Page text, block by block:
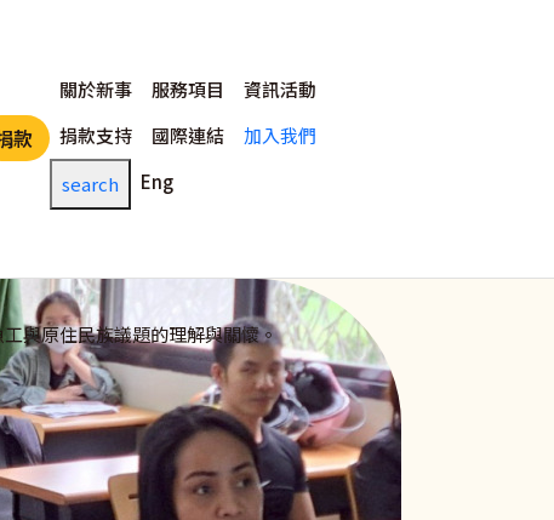
款
主選單
關於新事 服務項目
資訊活動
捐款支持
國際連結
加入我們
search
Eng
與原住民族議題的理解與關懷。